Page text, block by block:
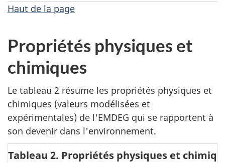
Haut de la page
Propriétés physiques et
chimiques
Le tableau 2 résume les propriétés physiques et
chimiques (valeurs modélisées et
expérimentales) de l'EMDEG qui se rapportent à
son devenir dans l'environnement.
Tableau 2. Propriétés physiques et